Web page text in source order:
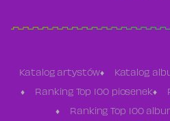
Katalog artystów Katalog
Ranking Top 100 piosenek
Ranking Top 100